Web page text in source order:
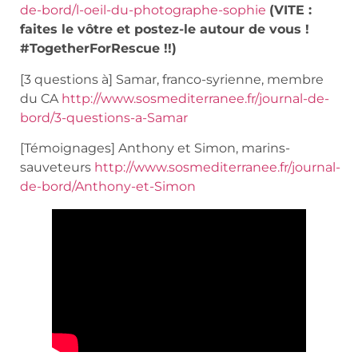
de-bord/l-oeil-du-photographe-sophie (VITE :
faites le vôtre et postez-le autour de vous !
#TogetherForRescue !!)
[3 questions à] Samar, franco-syrienne, membre
du CA http://www.sosmediterranee.fr/journal-de-
bord/3-questions-a-Samar
[Témoignages] Anthony et Simon, marins-
sauveteurs http://www.sosmediterranee.fr/journal-
de-bord/Anthony-et-Simon